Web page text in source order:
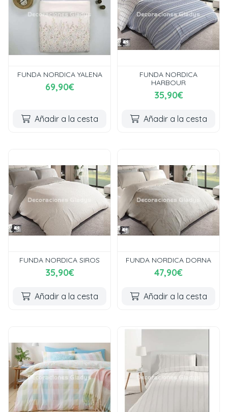
FUNDA NORDICA YALENA
69,90€
Añadir a la cesta
FUNDA NORDICA
HARBOUR
35,90€
Añadir a la cesta
FUNDA NORDICA SIROS
35,90€
Añadir a la cesta
FUNDA NORDICA DORNA
47,90€
Añadir a la cesta